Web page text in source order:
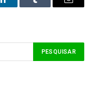
LinkedInTumblr Email